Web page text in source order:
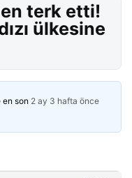
terk etti!
ülkesine
en son 2 ay 3 hafta önce